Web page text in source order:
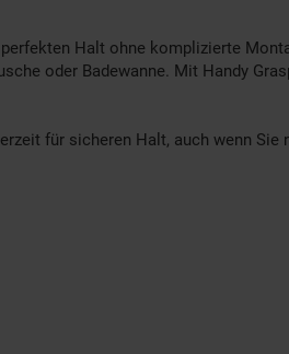
Halt ohne komplizierte
oder Badewanne. Mit Handy
für sicheren Halt, auch wenn